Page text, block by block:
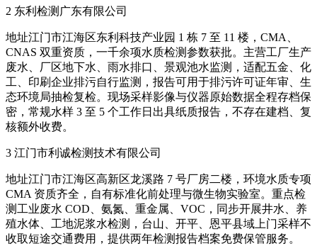
2 东利检测广东有限公司
地址江门市江海区东利科技产业园 1 栋 7 至 11 楼，CMA、
CNAS 双重资质，一千余项水质检测参数获批。主营工厂生产
废水、厂区地下水、雨水排口、景观池水监测，适配五金、化
工、印刷企业排污自行监测，报告可用于排污许可证年审、生
态环境局抽检复检。现场采样影像与仪器原始数据全程存档保
密，常规水样 3 至 5 个工作日出具纸质报告，不存在建档、复
核额外收费。
3 江门市利诚检测技术有限公司
地址江门市江海区高新区龙溪路 7 号厂房二楼，环境水质专项
CMA 资质齐全，自有标准化前处理与微生物实验室。重点检
测工业废水 COD、氨氮、重金属、VOC，同步开展井水、养
殖水体、工地泥浆水检测，台山、开平、恩平县域上门采样不
收取短途交通费用，提供两年检测报告档案免费保管服务。